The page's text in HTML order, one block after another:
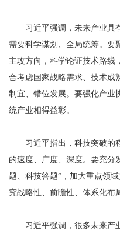
习近平强调，未来产业具有
需要科学谋划、全局统筹。要
主攻方向，科学论证技术路线
合考虑国家战略需求、技术成
制宜、错位发展。要强化产业
统产业相得益彰。
习近平指出，科技突破的
的速度、广度、深度。要充分
题、科技答题”，加大重点领
究战略性、前瞻性、体系化布
习近平强调，很多未来产